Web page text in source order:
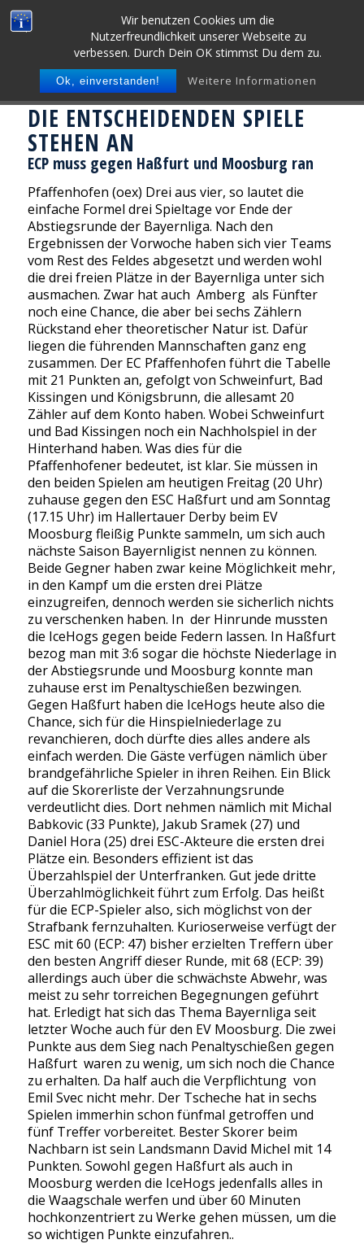
Wir benutzen Cookies um die
Nutzerfreundlichkeit unserer Webseite zu
verbessen. Durch Dein OK stimmst Du dem zu.
Ok, einverstanden! Weitere Informationen
DIE ENTSCHEIDENDEN SPIELE
STEHEN AN
ECP muss gegen Haßfurt und Moosburg ran
Pfaffenhofen (oex) Drei aus vier, so lautet die
einfache Formel drei Spieltage vor Ende der
Abstiegsrunde der Bayernliga. Nach den
Ergebnissen der Vorwoche haben sich vier Teams
vom Rest des Feldes abgesetzt und werden wohl
die drei freien Plätze in der Bayernliga unter sich
ausmachen. Zwar hat auch Amberg als Fünfter
noch eine Chance, die aber bei sechs Zählern
Rückstand eher theoretischer Natur ist. Dafür
liegen die führenden Mannschaften ganz eng
zusammen. Der EC Pfaffenhofen führt die Tabelle
mit 21 Punkten an, gefolgt von Schweinfurt, Bad
Kissingen und Königsbrunn, die allesamt 20
Zähler auf dem Konto haben. Wobei Schweinfurt
und Bad Kissingen noch ein Nachholspiel in der
Hinterhand haben. Was dies für die
Pfaffenhofener bedeutet, ist klar. Sie müssen in
den beiden Spielen am heutigen Freitag (20 Uhr)
zuhause gegen den ESC Haßfurt und am Sonntag
(17.15 Uhr) im Hallertauer Derby beim EV
Moosburg fleißig Punkte sammeln, um sich auch
nächste Saison Bayernligist nennen zu können.
Beide Gegner haben zwar keine Möglichkeit mehr,
in den Kampf um die ersten drei Plätze
einzugreifen, dennoch werden sie sicherlich nichts
zu verschenken haben. In der Hinrunde mussten
die IceHogs gegen beide Federn lassen. In Haßfurt
bezog man mit 3:6 sogar die höchste Niederlage in
der Abstiegsrunde und Moosburg konnte man
zuhause erst im Penaltyschießen bezwingen.
Gegen Haßfurt haben die IceHogs heute also die
Chance, sich für die Hinspielniederlage zu
revanchieren, doch dürfte dies alles andere als
einfach werden. Die Gäste verfügen nämlich über
brandgefährliche Spieler in ihren Reihen. Ein Blick
auf die Skorerliste der Verzahnungsrunde
verdeutlicht dies. Dort nehmen nämlich mit Michal
Babkovic (33 Punkte), Jakub Sramek (27) und
Daniel Hora (25) drei ESC-Akteure die ersten drei
Plätze ein. Besonders effizient ist das
Überzahlspiel der Unterfranken. Gut jede dritte
Überzahlmöglichkeit führt zum Erfolg. Das heißt
für die ECP-Spieler also, sich möglichst von der
Strafbank fernzuhalten. Kurioserweise verfügt der
ESC mit 60 (ECP: 47) bisher erzielten Treffern über
den besten Angriff dieser Runde, mit 68 (ECP: 39)
allerdings auch über die schwächste Abwehr, was
meist zu sehr torreichen Begegnungen geführt
hat. Erledigt hat sich das Thema Bayernliga seit
letzter Woche auch für den EV Moosburg. Die zwei
Punkte aus dem Sieg nach Penaltyschießen gegen
Haßfurt waren zu wenig, um sich noch die Chance
zu erhalten. Da half auch die Verpflichtung von
Emil Svec nicht mehr. Der Tscheche hat in sechs
Spielen immerhin schon fünfmal getroffen und
fünf Treffer vorbereitet. Bester Skorer beim
Nachbarn ist sein Landsmann David Michel mit 14
Punkten. Sowohl gegen Haßfurt als auch in
Moosburg werden die IceHogs jedenfalls alles in
die Waagschale werfen und über 60 Minuten
hochkonzentriert zu Werke gehen müssen, um die
so wichtigen Punkte einzufahren..